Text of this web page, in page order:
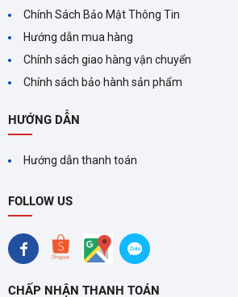
MÁY LẠNH INVERTER LÀ
GÌ? ƯU VÀ NHƯỢC ĐIỂM
nhiều lợi ích vượt trội như tiết
độ và độ ồn thấp. Lựa chọn
giúp tối ưu hóa hiệu suất
Chính Sách Bảo Mật Thông Tin
Hướng dẫn mua hàng
Chính sách giao hàng vận chuyển
Chính sách bảo hành sản phẩm
HƯỚNG DẪN
Hướng dẫn thanh toán
FOLLOW US
CHẤP NHẬN THANH TOÁN